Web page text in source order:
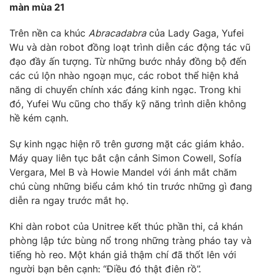
Liên hệ tòa soạn
THỜI BÁO VTV
Theo dõi báo trên
Cơ quan chủ quản:Đài Truyền hình Việt Nam
Cơ quan báo chí:Thời báo VTV
Giấy phép hoạt động báo in và báo điện tử số 483/GP-BTTTT
cấp ngày 29/12/2023
Tổng Biên tập: Vũ Thanh Thủy
Phó Tổng Biên tập:Nguyễn Thị Mỹ Hạnh, Phạm Quốc Thắng,
Nguyễn Trọng Ninh
Tổng đài VTV:
024.38 355 931 - 024.38 355 932
Ðiện thoại Thời báo VTV:024.66 897 897
màn mùa 21
Trên nền ca khúc Abracadabracủa Lady Gaga, Yufei
Wu và dàn robot đồng loạt trình diễn các động tác vũ
đạo đầy ấn tượng. Từ những bước nhảy đồng bộ đến
các cú lộn nhào ngoạn mục, các robot thể hiện khả
năng di chuyển chính xác đáng kinh ngạc. Trong khi
đó, Yufei Wu cũng cho thấy kỹ năng trình diễn không
hề kém cạnh.
Sự kinh ngạc hiện rõ trên gương mặt các giám khảo.
Máy quay liên tục bắt cận cảnh Simon Cowell, Sofía
Vergara, Mel B và Howie Mandel với ánh mắt chăm
chú cùng những biểu cảm khó tin trước những gì đang
diễn ra ngay trước mắt họ.
Khi dàn robot của Unitree kết thúc phần thi, cả khán
phòng lập tức bùng nổ trong những tràng pháo tay và
tiếng hò reo. Một khán giả thậm chí đã thốt lên với
người bạn bên cạnh: “Điều đó thật điên rồ”.